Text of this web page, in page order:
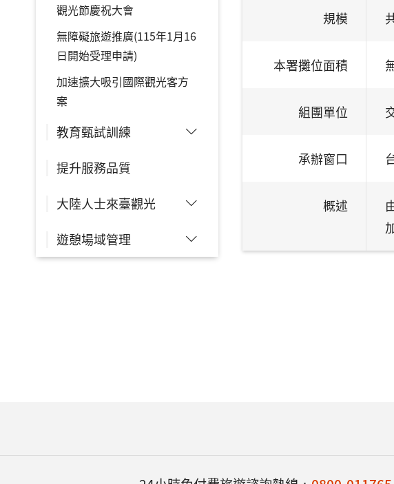
觀光節慶祝大會
無障礙旅遊推廣(115年1月16
日開始受理申請)
加速擴大吸引國際觀光客方
案
教育甄試訓練
提升服務品質
大陸人士來臺觀光
遊憩場域管理
規模
本署攤位面積
組團單位
承辦窗口
概述